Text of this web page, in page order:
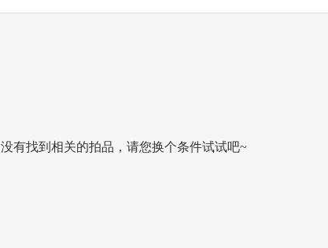
没有找到相关的拍品，请您换个条件试试吧~